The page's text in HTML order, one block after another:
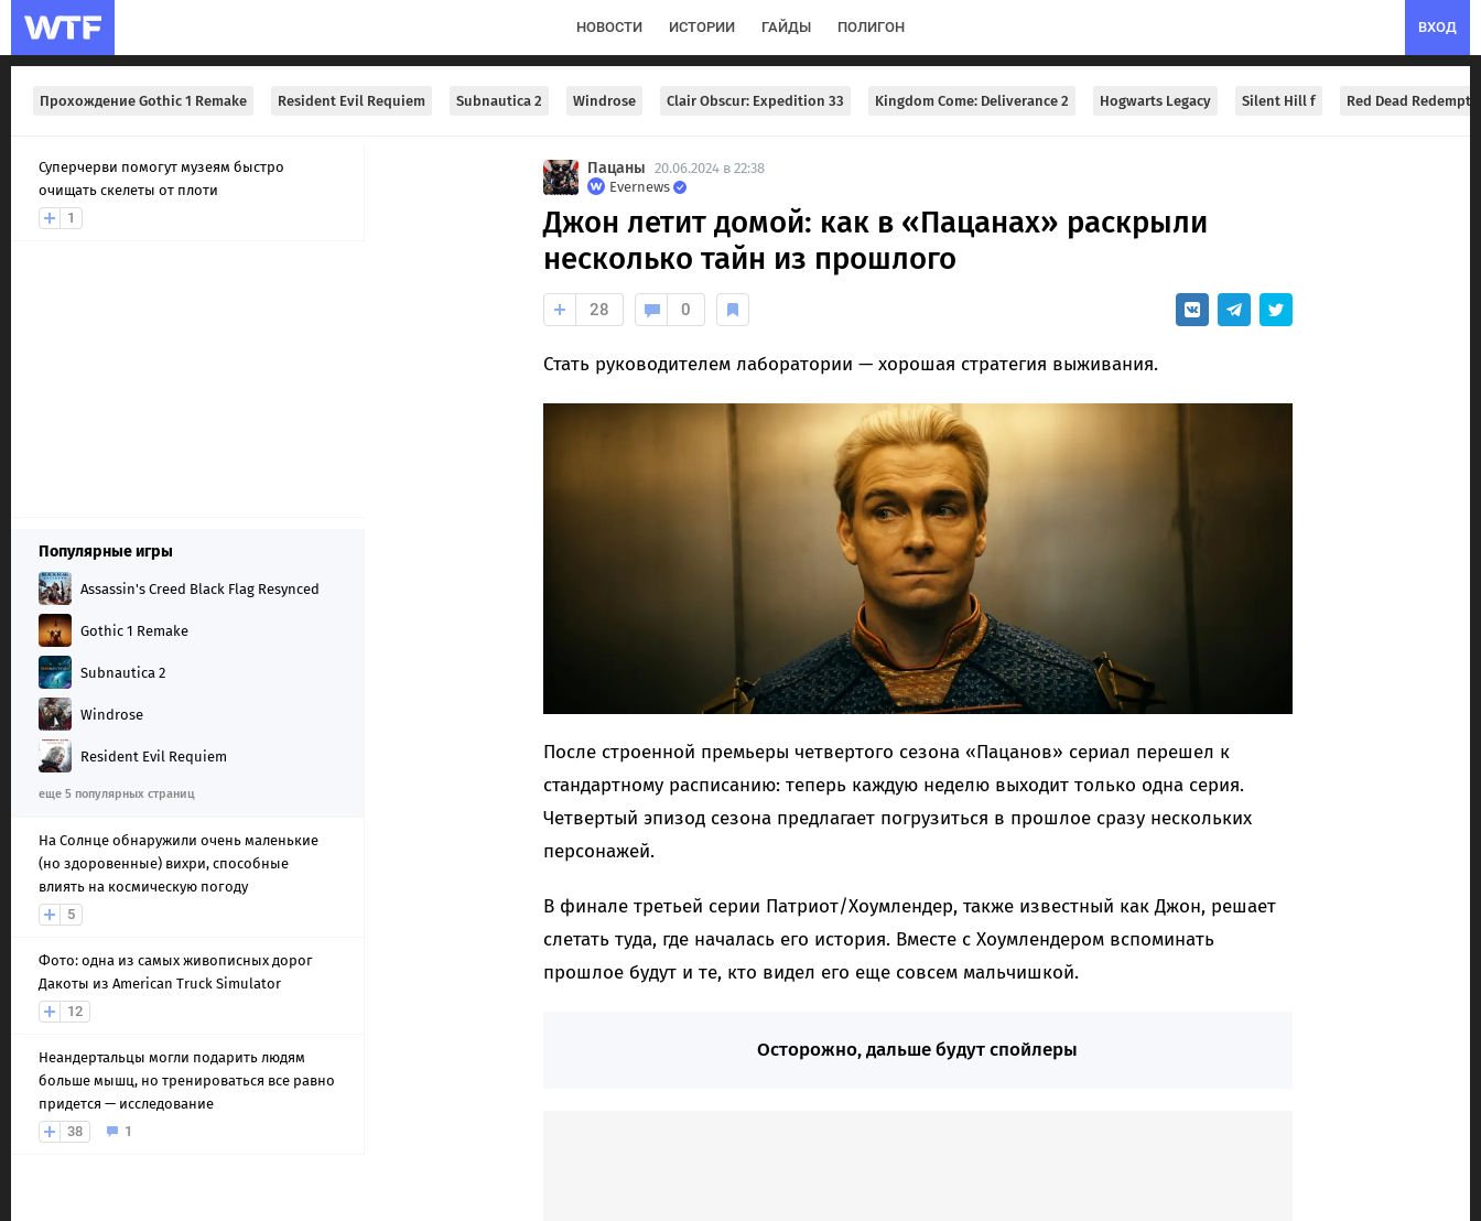
ВХОД
НОВОСТИ ИСТОРИИ ГАЙДЫ ПОЛИГОН
Прохождение Gothic 1 Remake Resident Evil Requiem Subnautica 2 Windrose Clair Obscur: Expedition 33 Kingdom Come: Deliverance 2 Hogwarts Legacy Silent Hill f Red Dead
Суперчерви помогут музеям быстро
очищать скелеты от плоти
1
Популярные игры
Assassin's Creed Black Flag Resynced
Gothic 1 Remake
Subnautica 2
Windrose
Resident Evil Requiem
еще 5 популярных страниц
На Солнце обнаружили очень маленькие
(но здоровенные) вихри, способные
влиять на космическую погоду
5
Фото: одна из самых живописных дорог
Дакоты из American Truck Simulator
12
Неандертальцы могли подарить людям
больше мышц, но тренироваться все равно
придется — исследование
38
1
Пацаны 20.06.2024 в 22:38
Evernews
Джон летит домой: как в «Пацанах» раскрыли
несколько тайн из прошлого
28 0
Стать руководителем лаборатории — хорошая стратегия выживания.
После строенной премьеры четвертого сезона «Пацанов» сериал перешел к
стандартному расписанию: теперь каждую неделю выходит только одна серия.
Четвертый эпизод сезона предлагает погрузиться в прошлое сразу нескольких
персонажей.
В финале третьей серии Патриот/Хоумлендер, также известный как Джон, решает
слетать туда, где началась его история. Вместе с Хоумлендером вспоминать
прошлое будут и те, кто видел его еще совсем мальчишкой.
Осторожно, дальше будут спойлеры